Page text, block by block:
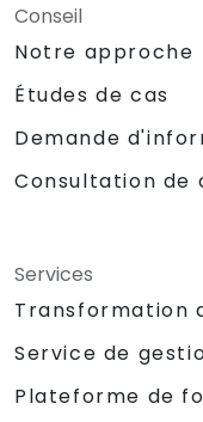
Conseil
Notre approche
Études de cas
Demande
Consultation de
Services
Transformation
Service de
Plateforme de